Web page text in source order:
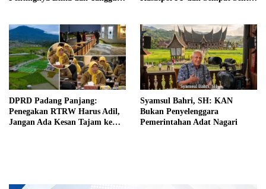
DPRD Padang Panjang:
Penegakan RTRW Harus Adil,
Jangan Ada Kesan Tajam ke
Syamsul Bahri, SH: KAN
Bukan Penyelenggara
Pemerintahan Adat Nagari